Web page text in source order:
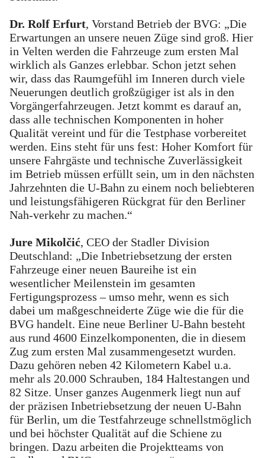
Dr. Rolf Erfurt, Vorstand Betrieb der BVG: „Die
Erwartungen an unsere neuen Züge sind groß. Hier
in Velten werden die Fahrzeuge zum ersten Mal
wirklich als Ganzes erlebbar. Schon jetzt sehen
wir, dass das Raumgefühl im Inneren durch viele
Neuerungen deutlich großzügiger ist als in den
Vorgängerfahrzeugen. Jetzt kommt es darauf an,
dass alle technischen Komponenten in hoher
Qualität vereint und für die Testphase vorbereitet
werden. Eins steht für uns fest: Hoher Komfort für
unsere Fahrgäste und technische Zuverlässigkeit
im Betrieb müssen erfüllt sein, um in den nächsten
Jahrzehnten die U-Bahn zu einem noch beliebteren
und leistungsfähigeren Rückgrat für den Berliner
Nah-verkehr zu machen.“
Jure Mikolčić, CEO der Stadler Division
Deutschland: „Die Inbetriebsetzung der ersten
Fahrzeuge einer neuen Baureihe ist ein
wesentlicher Meilenstein im gesamten
Fertigungsprozess – umso mehr, wenn es sich
dabei um maßgeschneiderte Züge wie die für die
BVG handelt. Eine neue Berliner U-Bahn besteht
aus rund 4600 Einzelkomponenten, die in diesem
Zug zum ersten Mal zusammengesetzt wurden.
Dazu gehören neben 42 Kilometern Kabel u.a.
mehr als 20.000 Schrauben, 184 Haltestangen und
82 Sitze. Unser ganzes Augenmerk liegt nun auf
der präzisen Inbetriebsetzung der neuen U-Bahn
für Berlin, um die Testfahrzeuge schnellstmöglich
und bei höchster Qualität auf die Schiene zu
bringen. Dazu arbeiten die Projektteams von